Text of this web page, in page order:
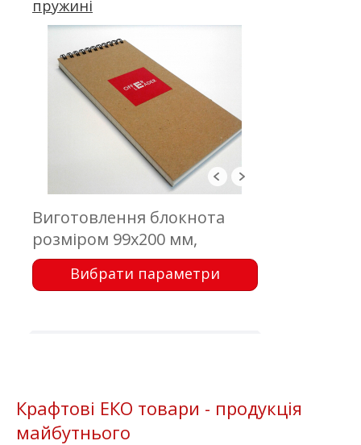
пружині
Виготовлення блокнота
розміром 99х200 мм,
обкладинка - еко картон з
друком; блок 50 аркушів,
Вибрати параметри
Крафтові ЕКО товари - продукція
майбутнього